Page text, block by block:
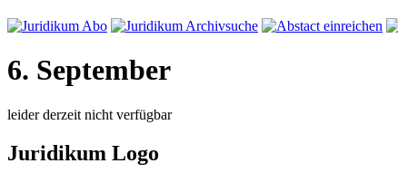
6. September
leider derzeit nicht verfügbar
Juridikum Logo